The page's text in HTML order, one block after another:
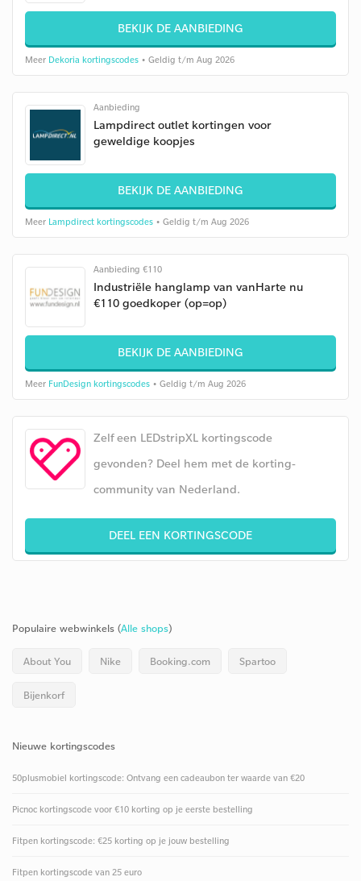
BEKIJK DE AANBIEDING
Meer Dekoria kortingscodes • Geldig t/m Aug 2026
Aanbieding
Lampdirect outlet kortingen voor
geweldige koopjes
BEKIJK DE AANBIEDING
Meer Lampdirect kortingscodes • Geldig t/m Aug 2026
Aanbieding €110
Industriële hanglamp van vanHarte nu
€110 goedkoper (op=op)
BEKIJK DE AANBIEDING
Meer FunDesign kortingscodes • Geldig t/m Aug 2026
Zelf een LEDstripXL kortingscode
gevonden? Deel hem met de korting-
community van Nederland.
DEEL EEN KORTINGSCODE
Populaire webwinkels (Alle shops)
About You Nike Booking.com Spartoo
Bijenkorf
Nieuwe kortingscodes
50plusmobiel kortingscode: Ontvang een cadeaubon ter waarde van €20
Picnoc kortingscode voor €10 korting op je eerste bestelling
Fitpen kortingscode: €25 korting op je jouw bestelling
Fitpen kortingscode van 25 euro